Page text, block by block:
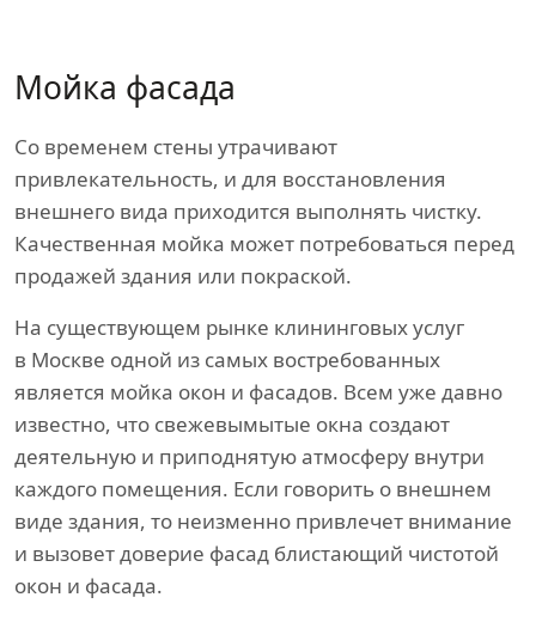
Мойка фасада
Со временем стены утрачивают
привлекательность, и для восстановления
внешнего вида приходится выполнять чистку.
Качественная мойка может потребоваться перед
продажей здания или покраской.
На существующем рынке клининговых услуг
в Москве одной из самых востребованных
является мойка окон и фасадов. Всем уже давно
известно, что свежевымытые окна создают
деятельную и приподнятую атмосферу внутри
каждого помещения. Если говорить о внешнем
виде здания, то неизменно привлечет внимание
и вызовет доверие фасад блистающий чистотой
окон и фасада.